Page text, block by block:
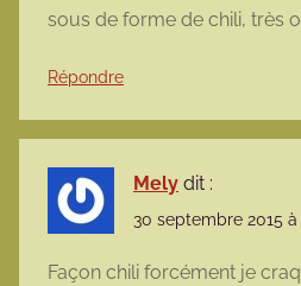
sous de forme de chili, très
Répondre
Mely dit :
30 septembre 2015 à
Façon chili forcément je